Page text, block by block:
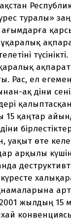
туралы»
ағымдарға
Рас, ел
ақ діни
қаңтар
өте келе
арқылы
жылдың 15